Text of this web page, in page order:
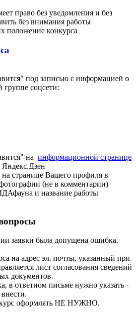
право без уведомления и без
без внимания работы
положение конкурса
под записью с информацией о
соцсети:
на информационной странице
Яндекс.Дзен
странице Вашего профиля в
(не в комментарии)
и название работы
заявки была допущена ошибка.
на адрес эл. почты, указанный при
лист согласования сведений
документов.
в ответном письме нужно указать -
оформлять НЕ НУЖНО.